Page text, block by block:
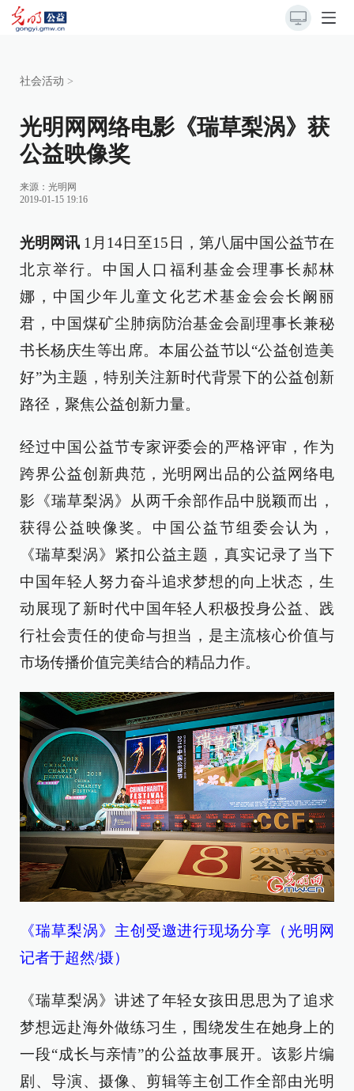
社会活动 >
光明网网络电影《瑞草梨涡》获
公益映像奖
来源： 光明网
2019-01-15 19:16
光明网讯 1月14日至15日，第八届中国公益节在
北京举行。中国人口福利基金会理事长郝林
娜，中国少年儿童文化艺术基金会会长阚丽
君，中国煤矿尘肺病防治基金会副理事长兼秘
书长杨庆生等出席。本届公益节以“公益创造美
好”为主题，特别关注新时代背景下的公益创新
路径，聚焦公益创新力量。
经过中国公益节专家评委会的严格评审，作为
跨界公益创新典范，光明网出品的公益网络电
影《瑞草梨涡》从两千余部作品中脱颖而出，
获得公益映像奖。中国公益节组委会认为，
《瑞草梨涡》紧扣公益主题，真实记录了当下
中国年轻人努力奋斗追求梦想的向上状态，生
动展现了新时代中国年轻人积极投身公益、践
行社会责任的使命与担当，是主流核心价值与
市场传播价值完美结合的精品力作。
《瑞草梨涡》主创受邀进行现场分享 （光明网
记者于超然/摄）
《瑞草梨涡》讲述了年轻女孩田思思为了追求
梦想远赴海外做练习生，围绕发生在她身上的
一段“成长与亲情”的公益故事展开。该影片编
剧、导演、摄像、剪辑等主创工作全部由光明